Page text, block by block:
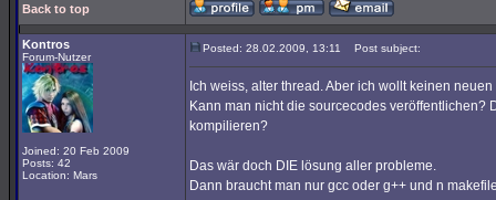
Back to top
Kontros
Forum-Nutzer
Joined: 20 Feb 2009
Posts: 42
Location: Mars
Posted: 28.02.2009, 13:11 Post subject:
Ich weiss, alter thread. Aber ich wollt keinen
Kann man nicht die sourcecodes
kompilieren?
Das wär doch DIE lösung aller probleme.
Dann braucht man nur gcc oder g++ und n